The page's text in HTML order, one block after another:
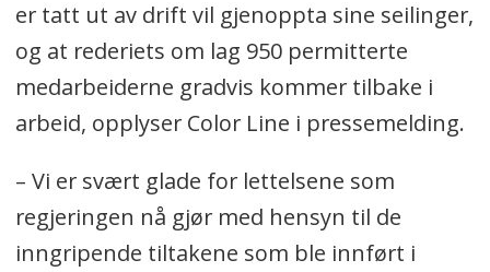
er tatt ut av drift vil gjenoppta sine seilinger,
og at rederiets om lag 950 permitterte
medarbeiderne gradvis kommer tilbake i
arbeid, opplyser Color Line i pressemelding.
– Vi er svært glade for lettelsene som
regjeringen nå gjør med hensyn til de
inngripende tiltakene som ble innført i